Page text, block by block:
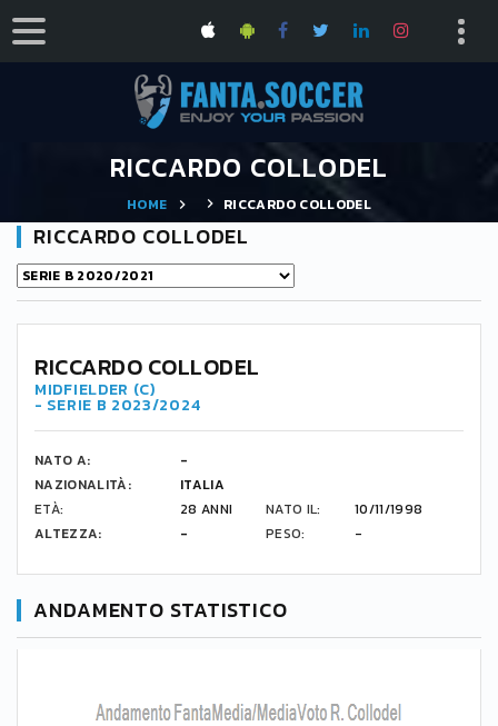
RICCARDO COLLODEL
HOME RICCARDO COLLODEL
RICCARDO COLLODEL
RICCARDO COLLODEL
MIDFIELDER (C)
- SERIE B 2023/2024
NATO A:
-
NAZIONALITÀ:
ITALIA
ETÀ:
28 ANNI NATO IL:
10/11/1998
ALTEZZA:
- PESO: -
ANDAMENTO STATISTICO